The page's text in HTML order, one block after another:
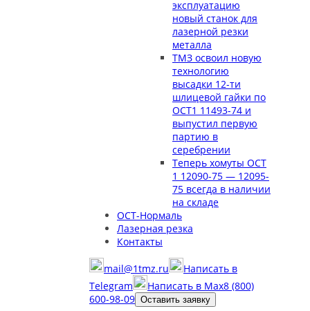
эксплуатацию
новый станок для
лазерной резки
металла
ТМЗ освоил новую
технологию
высадки 12-ти
шлицевой гайки по
ОСТ1 11493-74 и
выпустил первую
партию в
серебрении
Теперь хомуты ОСТ
1 12090-75 — 12095-
75 всегда в наличии
на складе
ОСТ-Нормаль
Лазерная резка
Контакты
mail@1tmz.ru
Написать в
Telegram
Написать в Max8 (800)
600-98-09 Оставить заявку